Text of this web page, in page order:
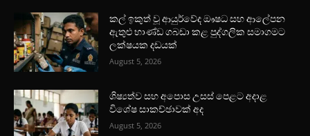
කල් ඉකුත් වූ ආයුර්වේද ඖෂධ සහ ආලේපන
ඇතුළු භාණ්ඩ ගබඩා කළ පුද්ගලික සමාගමට
ලක්ෂයක දඩයක්
August 5, 2026
ශිෂ්‍යත්ව සහ අපොස උසස් පෙළට අදාළ
විශේෂ සාකච්ඡාවක් අද
August 5, 2026